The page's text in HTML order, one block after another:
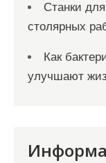
Станки
столярных
Как
улучшают